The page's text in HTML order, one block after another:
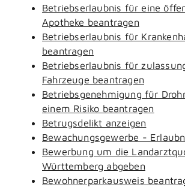
Betriebserlaubnis für eine
Apotheke beantragen
Betriebserlaubnis für
beantragen
Betriebserlaubnis für
Fahrzeuge beantragen
Betriebsgenehmigung für
einem Risiko beantragen
Betrugsdelikt anzeigen
Bewachungsgewerbe -
Bewerbung um die
Württemberg abgeben
Bewohnerparkausweis